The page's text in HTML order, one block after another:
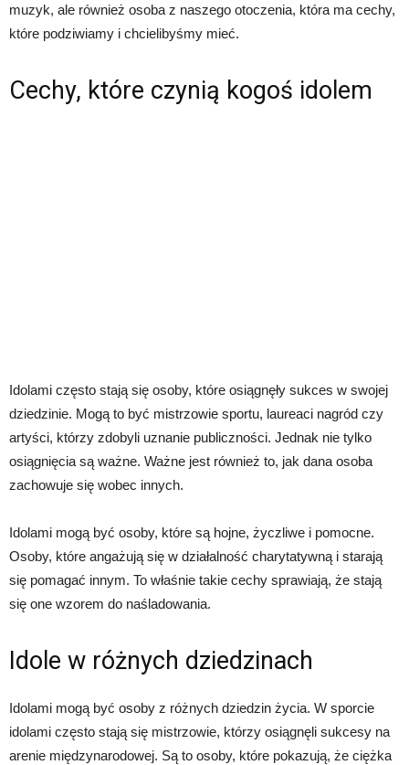
muzyk, ale również osoba z naszego otoczenia, która ma cechy,
które podziwiamy i chcielibyśmy mieć.
Cechy, które czynią kogoś idolem
Idolami często stają się osoby, które osiągnęły sukces w swojej
dziedzinie. Mogą to być mistrzowie sportu, laureaci nagród czy
artyści, którzy zdobyli uznanie publiczności. Jednak nie tylko
osiągnięcia są ważne. Ważne jest również to, jak dana osoba
zachowuje się wobec innych.
Idolami mogą być osoby, które są hojne, życzliwe i pomocne.
Osoby, które angażują się w działalność charytatywną i starają
się pomagać innym. To właśnie takie cechy sprawiają, że stają
się one wzorem do naśladowania.
Idole w różnych dziedzinach
Idolami mogą być osoby z różnych dziedzin życia. W sporcie
idolami często stają się mistrzowie, którzy osiągnęli sukcesy na
arenie międzynarodowej. Są to osoby, które pokazują, że ciężka